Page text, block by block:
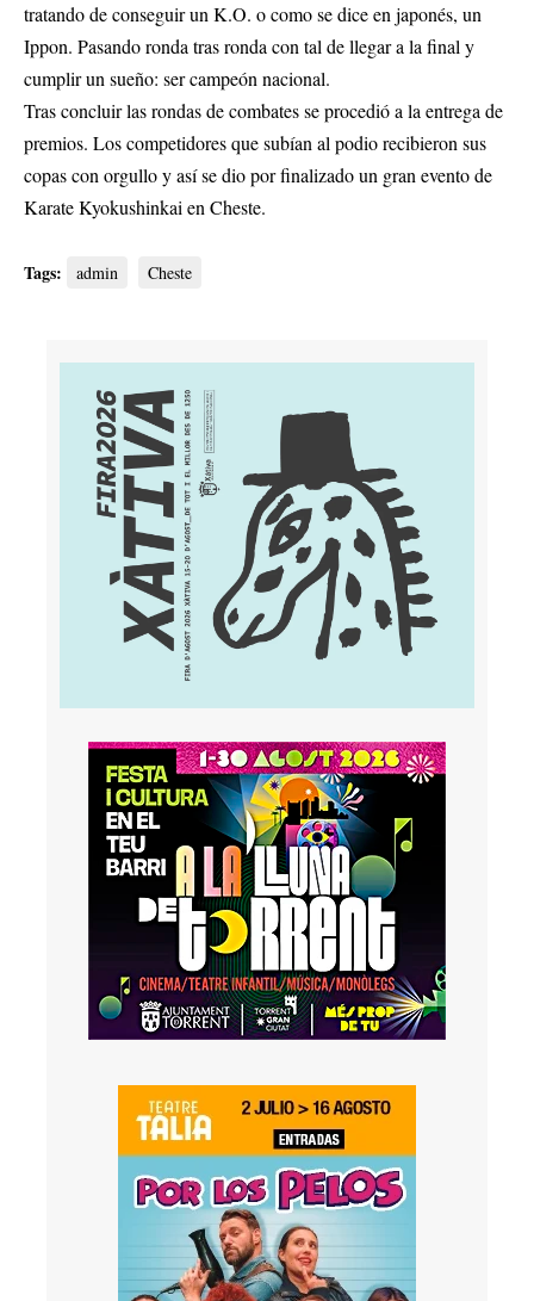
tratando de conseguir un K.O. o como se dice en japonés, un
Ippon. Pasando ronda tras ronda con tal de llegar a la final y
cumplir un sueño: ser campeón nacional.
Tras concluir las rondas de combates se procedió a la entrega de
premios. Los competidores que subían al podio recibieron sus
copas con orgullo y así se dio por finalizado un gran evento de
Karate Kyokushinkai en Cheste.
Tags: admin Cheste